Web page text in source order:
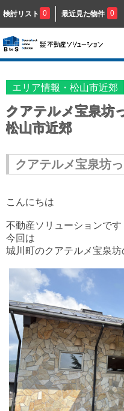
検討リスト 0 最近見た物件 0
エリア情報・松山市近郊
クアテルメ宝泉坊
松山市近郊
クアテルメ宝泉坊
こんにちは
不動産ソリューションです
今回は
城川町のクアテルメ宝泉